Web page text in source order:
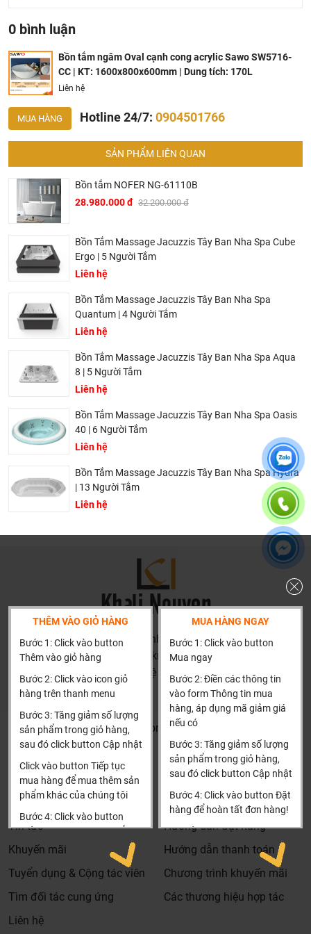
Lòng bồn thiết kế công thái học: Các đường cong bên
trong lòng bồn được nghiên cứu kỹ lưỡng nhằm ôm trọn
và nâng đỡ cơ thể, mang lại cảm giác thoải mái và thư
thái tối đa trong suốt quá trình ngâm mình.
Bồn tắm ngâm Oval cạnh cong acrylic Sawo SW5716-CC
Thông số kỹ thuật của chiếc bồn tắm Acrylic SAWO
Loại bồn tắm:Bồn tắm ngâm Oval (đặt sàn)
Kích thước phủ bì (DxRxC): 1600 x 800 x 600 mm
Kích thước lòng trong (DxRxC): 1100 x 500 x 430 mm
Bản vẽ bồn tắm ngâm acrylic Sawo SW5716-CC
0 bình luận
Bồn tắm ngâm Oval cạnh cong acrylic Sawo SW5716-
CC | KT: 1600x800x600mm | Dung tích: 170L
Liên hệ
MUA HÀNG Hotline 24/7: 0904501766
SẢN PHẨM LIÊN QUAN
Bồn tắm NOFER NG-61110B
28.980.000 đ 32.200.000 đ
Bồn Tắm Massage Jacuzzis Tây Ban Nha Spa Cube
Ergo | 5 Người Tắm
Liên hệ
Bồn Tắm Massage Jacuzzis Tây Ban Nha Spa
Quantum | 4 Người Tắm
Liên hệ
Bồn Tắm Massage Jacuzzis Tây Ban Nha Spa Aqua
8 | 5 Người Tắm
Liên hệ
Bồn Tắm Massage Jacuzzis Tây Ban Nha Spa Oasis
40 | 6 Người Tắm
Liên hệ
Bồn Tắm Massage Jacuzzis Tây Ban Nha Spa Hydra
| 13 Người Tắm
Liên hệ
THÊM VÀO GIỎ HÀNG
Bước 1: Click vào button
Thêm vào giỏ hàng
Bước 2: Click vào icon giỏ
hàng trên thanh menu
Bước 3: Tăng giảm số lượng
sản phẩm trong giỏ hàng,
sau đó click button Cập nhật
Click vào button Tiếp tục
mua hàng để mua thêm sản
phẩm khác của chúng tôi
Bước 4: Click vào button
Tiến hành thanh toán để
thanh toán đơn hàng của
Xin cảm ơn khách hàng!!!
MUA HÀNG NGAY
Bước 1: Click vào button
Mua ngay
Bước 2: Điền các thông tin
vào form Thông tin mua
hàng, áp dụng mã giảm giá
nếu có
Bước 3: Tăng giảm số lượng
sản phẩm trong giỏ hàng,
sau đó click button Cập nhật
Bước 4: Click vào button Đặt
hàng để hoàn tất đơn hàng!
Xin cảm ơn khách hàng!!!
HN: số 160 đường Văn Minh, Di Trạch, Hoài Đức, Hà Nội
(Cách đại học công nghiệp 1 km)
HCM và các tỉnh khác: Liên hệ hotline để được hướng dẫn
đặt hàng
Khalinguyen.vn@gmail.com
0904501766
Thông tin
Tìm đại lý & Hợp tác
Tin tức
Khuyến mãi
Tuyển dụng & Cộng tác viên
Tìm đối tác cung ứng
Liên hệ
Thông tin thêm
Hướng dẫn mua hàng
Hướng dẫn đặt hàng
Hướng dẫn thanh toán
Chương trình khuyến mãi
Các thương hiệu hợp tác